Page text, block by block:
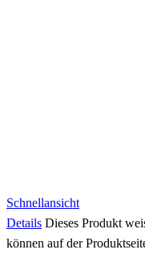
Schnellansicht
Details Dieses Produkt
können auf der